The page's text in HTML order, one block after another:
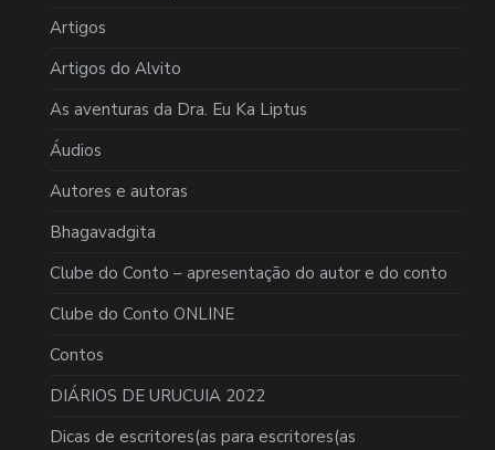
Artigos
Artigos do Alvito
As aventuras da Dra. Eu Ka Liptus
Áudios
Autores e autoras
Bhagavadgita
Clube do Conto – apresentação do autor e do conto
Clube do Conto ONLINE
Contos
DIÁRIOS DE URUCUIA 2022
Dicas de escritores(as para escritores(as